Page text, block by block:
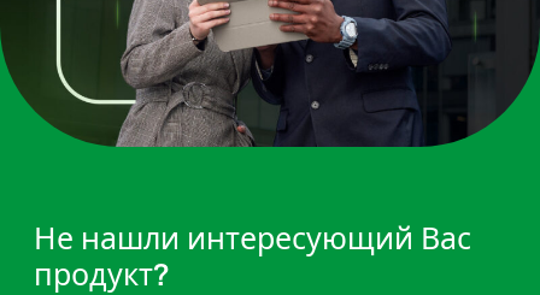
Не нашли интересующий Вас
продукт?